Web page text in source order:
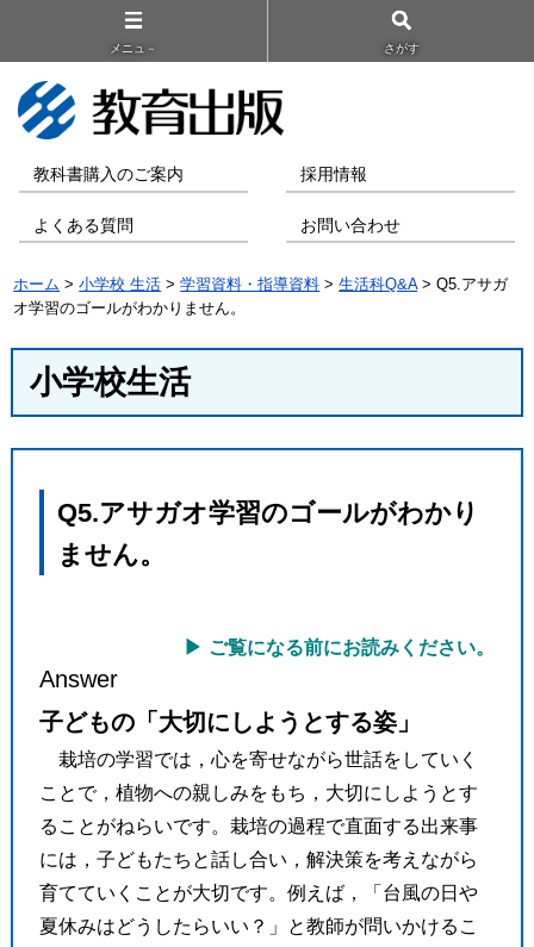
メニュ－ さがす
教科書購入のご案内 採用情報
よくある質問 お問い合わせ
ホーム >小学校 生活 >学習資料・指導資料 >生活科Q&A> Q5.アサガ
オ学習のゴールがわかりません。
小学校生活
Q5.アサガオ学習のゴールがわかり
ません。
ご覧になる前にお読みください。
Answer
子どもの「大切にしようとする姿」
栽培の学習では，心を寄せながら世話をしていく
ことで，植物への親しみをもち，大切にしようとす
ることがねらいです。栽培の過程で直面する出来事
には，子どもたちと話し合い，解決策を考えながら
育てていくことが大切です。例えば，「台風の日や
夏休みはどうしたらいい？」と教師が問いかけるこ